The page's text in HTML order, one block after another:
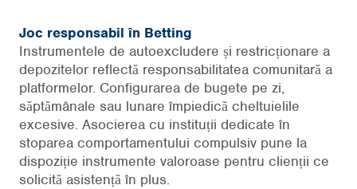
Joc responsabil în Betting
Instrumentele de autoexcludere și restricționare a
depozitelor reflectă responsabilitatea comunitară a
platformelor. Configurarea de bugete pe zi,
săptămânale sau lunare împiedică cheltuielile
excesive. Asocierea cu instituții dedicate în
stoparea comportamentului compulsiv pune la
dispoziție instrumente valoroase pentru clienții ce
solicită asistență în plus.